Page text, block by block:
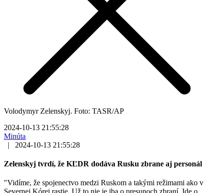
Volodymyr Zelenskyj. Foto: TASR/AP
2024-10-13 21:55:28
Minúta
|
2024-10-13 21:55:28
Zelenskyj tvrdí, že KĽDR dodáva Rusku zbrane aj personál
"Vidíme, že spojenectvo medzi Ruskom a takými režimami ako v